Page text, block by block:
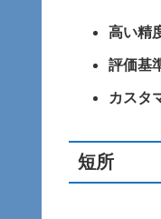
高い精
評価基
カスタ
短所